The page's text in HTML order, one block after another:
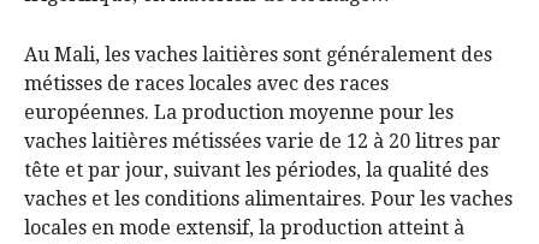
Au Mali, les vaches laitières sont généralement des
métisses de races locales avec des races
européennes. La production moyenne pour les
vaches laitières métissées varie de 12 à 20 litres par
tête et par jour, suivant les périodes, la qualité des
vaches et les conditions alimentaires. Pour les vaches
locales en mode extensif, la production atteint à